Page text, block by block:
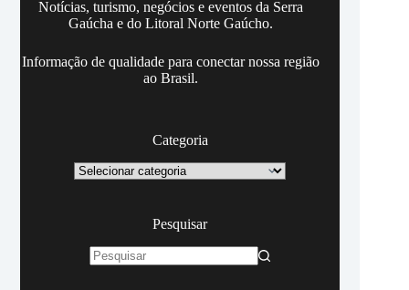
Notícias, turismo, negócios e eventos da Serra
Gaúcha e do Litoral Norte Gaúcho.
Informação de qualidade para conectar nossa região
ao Brasil.
Categoria
Categoria
Pesquisar